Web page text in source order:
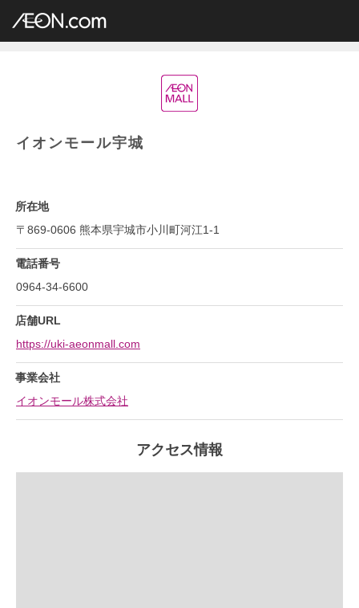
イオングループ店舗一覧
イオンモール宇城
所在地
〒869-0606 熊本県宇城市小川町河江1-1
電話番号
0964-34-6600
店舗URL
https://uki-aeonmall.com
事業会社
イオンモール株式会社
アクセス情報